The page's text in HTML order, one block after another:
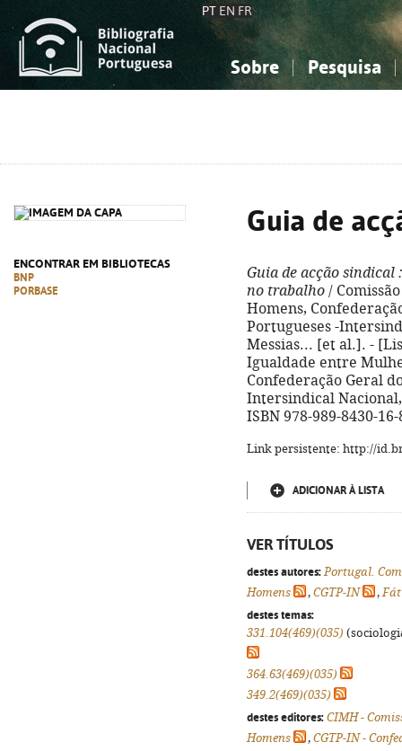
PT EN FR
Sobre Pesquisa
ENCONTRAR EM BIBLIOTECAS
BNP
PORBASE
Guia de
Guia de acção sindical
no trabalho /
Homens,
Portugueses -
Messias... [et al.]. -
Igualdade entre
Confederação Geral
Intersindical
ISBN 978-989-8430-16-
Link persistente: http://
ADICIONAR À LISTA
VER TÍTULOS
destes autores: Portugal.
Homens
, CGTP-IN ,
destes temas:
331.104(469)(035)
364.63(469)(035)
349.2(469)(035)
destes editores: CIMH -
Homens
, CGTP-IN -